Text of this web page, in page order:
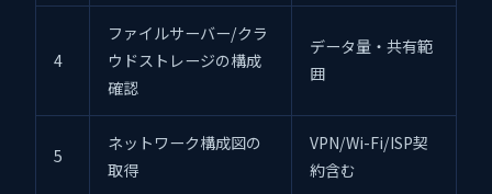
4
ファイルサーバー/クラ
ウドストレージの構成
確認
データ量・共有範
囲
5
ネットワーク構成図の
取得
VPN/Wi-Fi/ISP契
約含む